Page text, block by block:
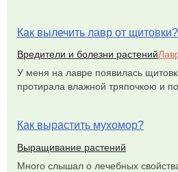
Как вылечить лавр от щитовки?
Вредители и болезни растений
У меня на лавре появилась
протирала влажной тряпочкою и
Как вырастить мухомор?
Выращивание растений
Много слышал о лечебных